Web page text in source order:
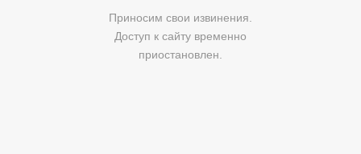
Приносим свои извинения.
Доступ к сайту временно
приостановлен.